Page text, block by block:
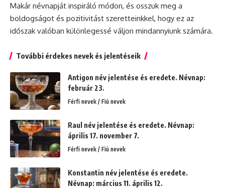
Makár névnapját inspiráló módon, és osszuk meg a
boldogságot és pozitivitást szeretteinkkel, hogy ez az
időszak valóban különlegessé váljon mindannyiunk számára.
További érdekes nevek és jelentéseik
Antigon név jelentése és eredete. Névnap:
február 23.
Férfi nevek / Fiú nevek
Raul név jelentése és eredete. Névnap:
április 17. november 7.
Férfi nevek / Fiú nevek
Konstantin név jelentése és eredete.
Névnap: március 11. április 12.